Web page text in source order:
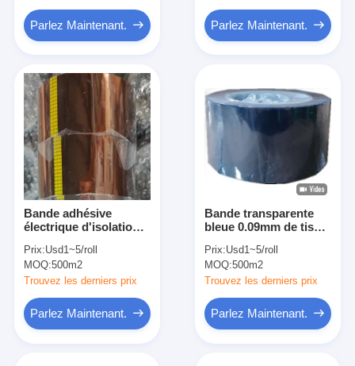
Parlez Maintenant. Parlez Maintenant.
Bande adhésive
électrique d'isolation
libérer le film
Prix:Usd1~5/roll
MOQ:500m2
Trouvez les derniers prix
Parlez Maintenant.
Bande transparente
bleue 0.09mm de tissu
FAMILIER résistant à
la chaleur
Prix:Usd1~5/roll
MOQ:500m2
Trouvez les derniers prix
Parlez Maintenant.